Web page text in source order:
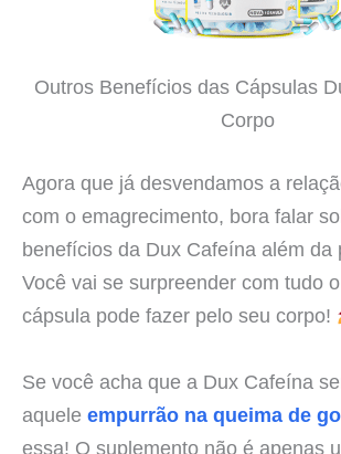
Outros Benefícios das Cápsulas
Corpo
Agora que já desvendamos a
com o emagrecimento, bora falar
benefícios da Dux Cafeína além da
Você vai se surpreender com tudo
cápsula pode fazer pelo seu corpo!
Se você acha que a Dux Cafeína
aquele empurrão na queima de
essa! O suplemento não é apenas